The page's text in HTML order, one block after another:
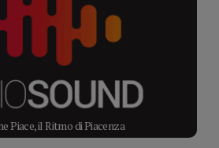
Piace, il Ritmo di Piacenza